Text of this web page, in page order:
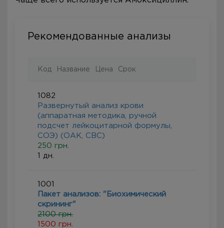
Рекомендованные анализы
Код Название Цена Срок
1082
Развернутый анализ крови
(аппаратная методика, ручной
подсчет лейкоцитарной формулы,
СОЭ) (ОАК, CBC)
250 грн.
1 дн.
1001
Пакет анализов: "Биохимический
скрининг"
2100 грн.
1500 грн.